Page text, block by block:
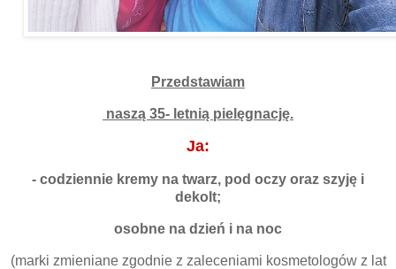
Przedstawiam
naszą 35- letnią pielęgnację.
Ja:
- codziennie kremy na twarz, pod oczy oraz szyję i
dekolt;
osobne na dzień i na noc
(marki zmieniane zgodnie z zaleceniami kosmetologów z lat